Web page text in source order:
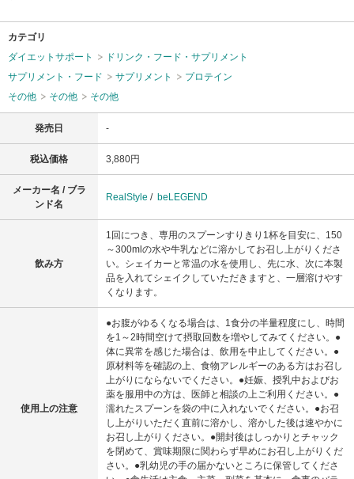
カテゴリ
ダイエットサポート
ドリンク・フード・サプリメント
サプリメント・フード
サプリメント
プロテイン
その他
その他 その他
発売日 -
税込価格 3,880円
メーカー名 / ブラ
ンド名
RealStyle / beLEGEND
飲み方
1回につき、専用のスプーンすりきり1杯を目安に、150
～300mlの水や牛乳などに溶かしてお召し上がりくださ
い。シェイカーと常温の水を使用し、先に水、次に本製
品を入れてシェイクしていただきますと、一層溶けやす
くなります。
使用上の注意
●お腹がゆるくなる場合は、1食分の半量程度にし、時間
を1～2時間空けて摂取回数を増やしてみてください。●
体に異常を感じた場合は、飲用を中止してください。●
原材料等を確認の上、食物アレルギーのある方はお召し
上がりにならないでください。●妊娠、授乳中およびお
薬を服用中の方は、医師と相談の上ご利用ください。●
濡れたスプーンを袋の中に入れないでください。●お召
し上がりいただく直前に溶かし、溶かした後は速やかに
お召し上がりください。●開封後はしっかりとチャック
を閉めて、賞味期限に関わらず早めにお召し上がりくだ
さい。●乳幼児の手の届かないところに保管してくださ